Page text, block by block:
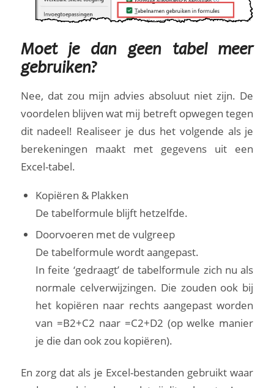
Moet je dan geen tabel meer
gebruiken?
Nee, dat zou mijn advies absoluut niet zijn. De
voordelen blijven wat mij betreft opwegen tegen
dit nadeel! Realiseer je dus het volgende als je
berekeningen maakt met gegevens uit een
Excel-tabel.
Kopiëren & Plakken
De tabelformule blijft hetzelfde.
Doorvoeren met de vulgreep
De tabelformule wordt aangepast.
In feite ‘gedraagt’ de tabelformule zich nu als
normale celverwijzingen. Die zouden ook bij
het kopiëren naar rechts aangepast worden
van =B2+C2 naar =C2+D2 (op welke manier
je die dan ook zou kopiëren).
En zorg dat als je Excel-bestanden gebruikt waar